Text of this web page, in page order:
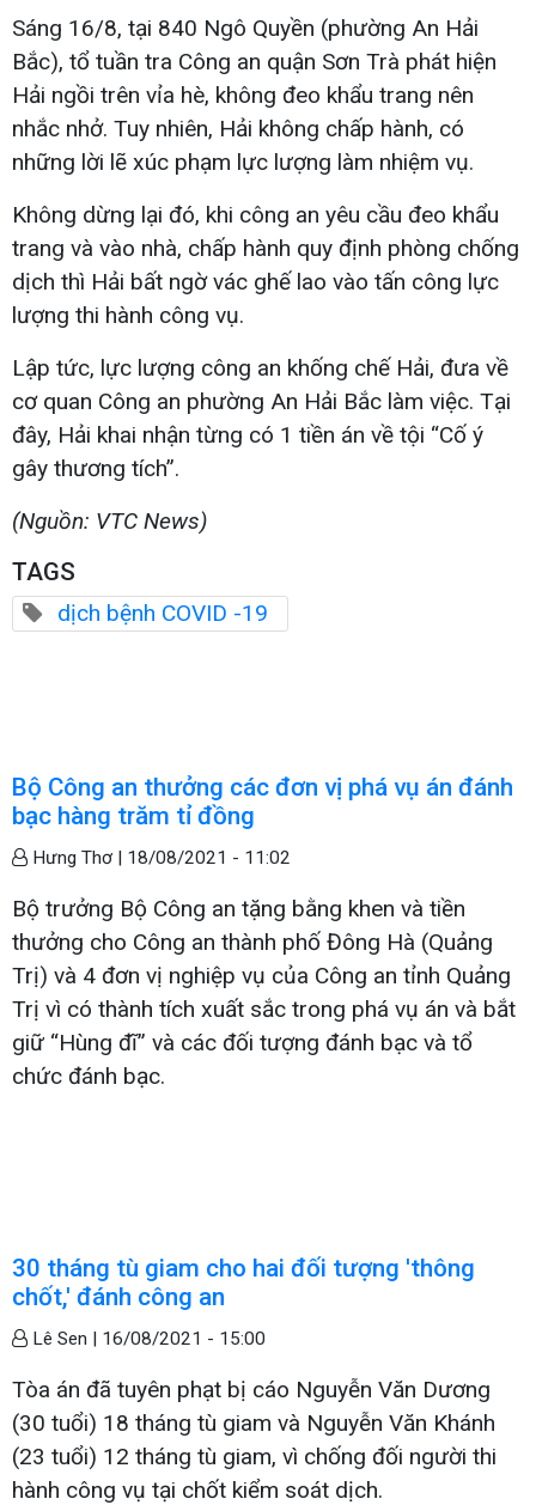
Sáng 16/8, tại 840 Ngô Quyền (phường An Hải
Bắc), tổ tuần tra Công an quận Sơn Trà phát hiện
Hải ngồi trên vỉa hè, không đeo khẩu trang nên
nhắc nhở. Tuy nhiên, Hải không chấp hành, có
những lời lẽ xúc phạm lực lượng làm nhiệm vụ.
Không dừng lại đó, khi công an yêu cầu đeo khẩu
trang và vào nhà, chấp hành quy định phòng chống
dịch thì Hải bất ngờ vác ghế lao vào tấn công lực
lượng thi hành công vụ.
Lập tức, lực lượng công an khống chế Hải, đưa về
cơ quan Công an phường An Hải Bắc làm việc. Tại
đây, Hải khai nhận từng có 1 tiền án về tội “Cố ý
gây thương tích”.
(Nguồn: VTC News)
TAGS
dịch bệnh COVID -19
Bộ Công an thưởng các đơn vị phá vụ án đánh
bạc hàng trăm tỉ đồng
Hưng Thơ | 18/08/2021 - 11:02
Bộ trưởng Bộ Công an tặng bằng khen và tiền
thưởng cho Công an thành phố Đông Hà (Quảng
Trị) và 4 đơn vị nghiệp vụ của Công an tỉnh Quảng
Trị vì có thành tích xuất sắc trong phá vụ án và bắt
giữ “Hùng đĩ” và các đối tượng đánh bạc và tổ
chức đánh bạc.
30 tháng tù giam cho hai đối tượng 'thông
chốt,' đánh công an
Lê Sen | 16/08/2021 - 15:00
Tòa án đã tuyên phạt bị cáo Nguyễn Văn Dương
(30 tuổi) 18 tháng tù giam và Nguyễn Văn Khánh
(23 tuổi) 12 tháng tù giam, vì chống đối người thi
hành công vụ tại chốt kiểm soát dịch.